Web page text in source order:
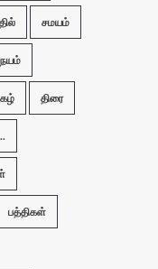
சமயம்
நயம்
திரை
பத்திகள்